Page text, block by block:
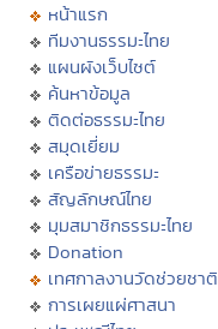
หน้าแรก
ทีมงานธรรมะไทย
แผนผังเว็บไซต์
ค้นหาข้อมูล
ติดต่อธรรมะไทย
สมุดเยี่ยม
เครือข่ายธรรมะ
สัญลักษณ์ไทย
มุมสมาชิกธรรมะไทย
Donation
เทศกาลงานวัดช่วยชาติ
การเผยแผ่ศาสนา